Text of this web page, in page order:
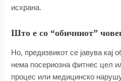
исхрана.
Што е со “обичниот”
Но, предизвикот се јавува кај
нема посериозна фитнес цел
процес или медицинско